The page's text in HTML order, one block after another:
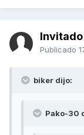
Publicado
biker dijo:
Pako-30